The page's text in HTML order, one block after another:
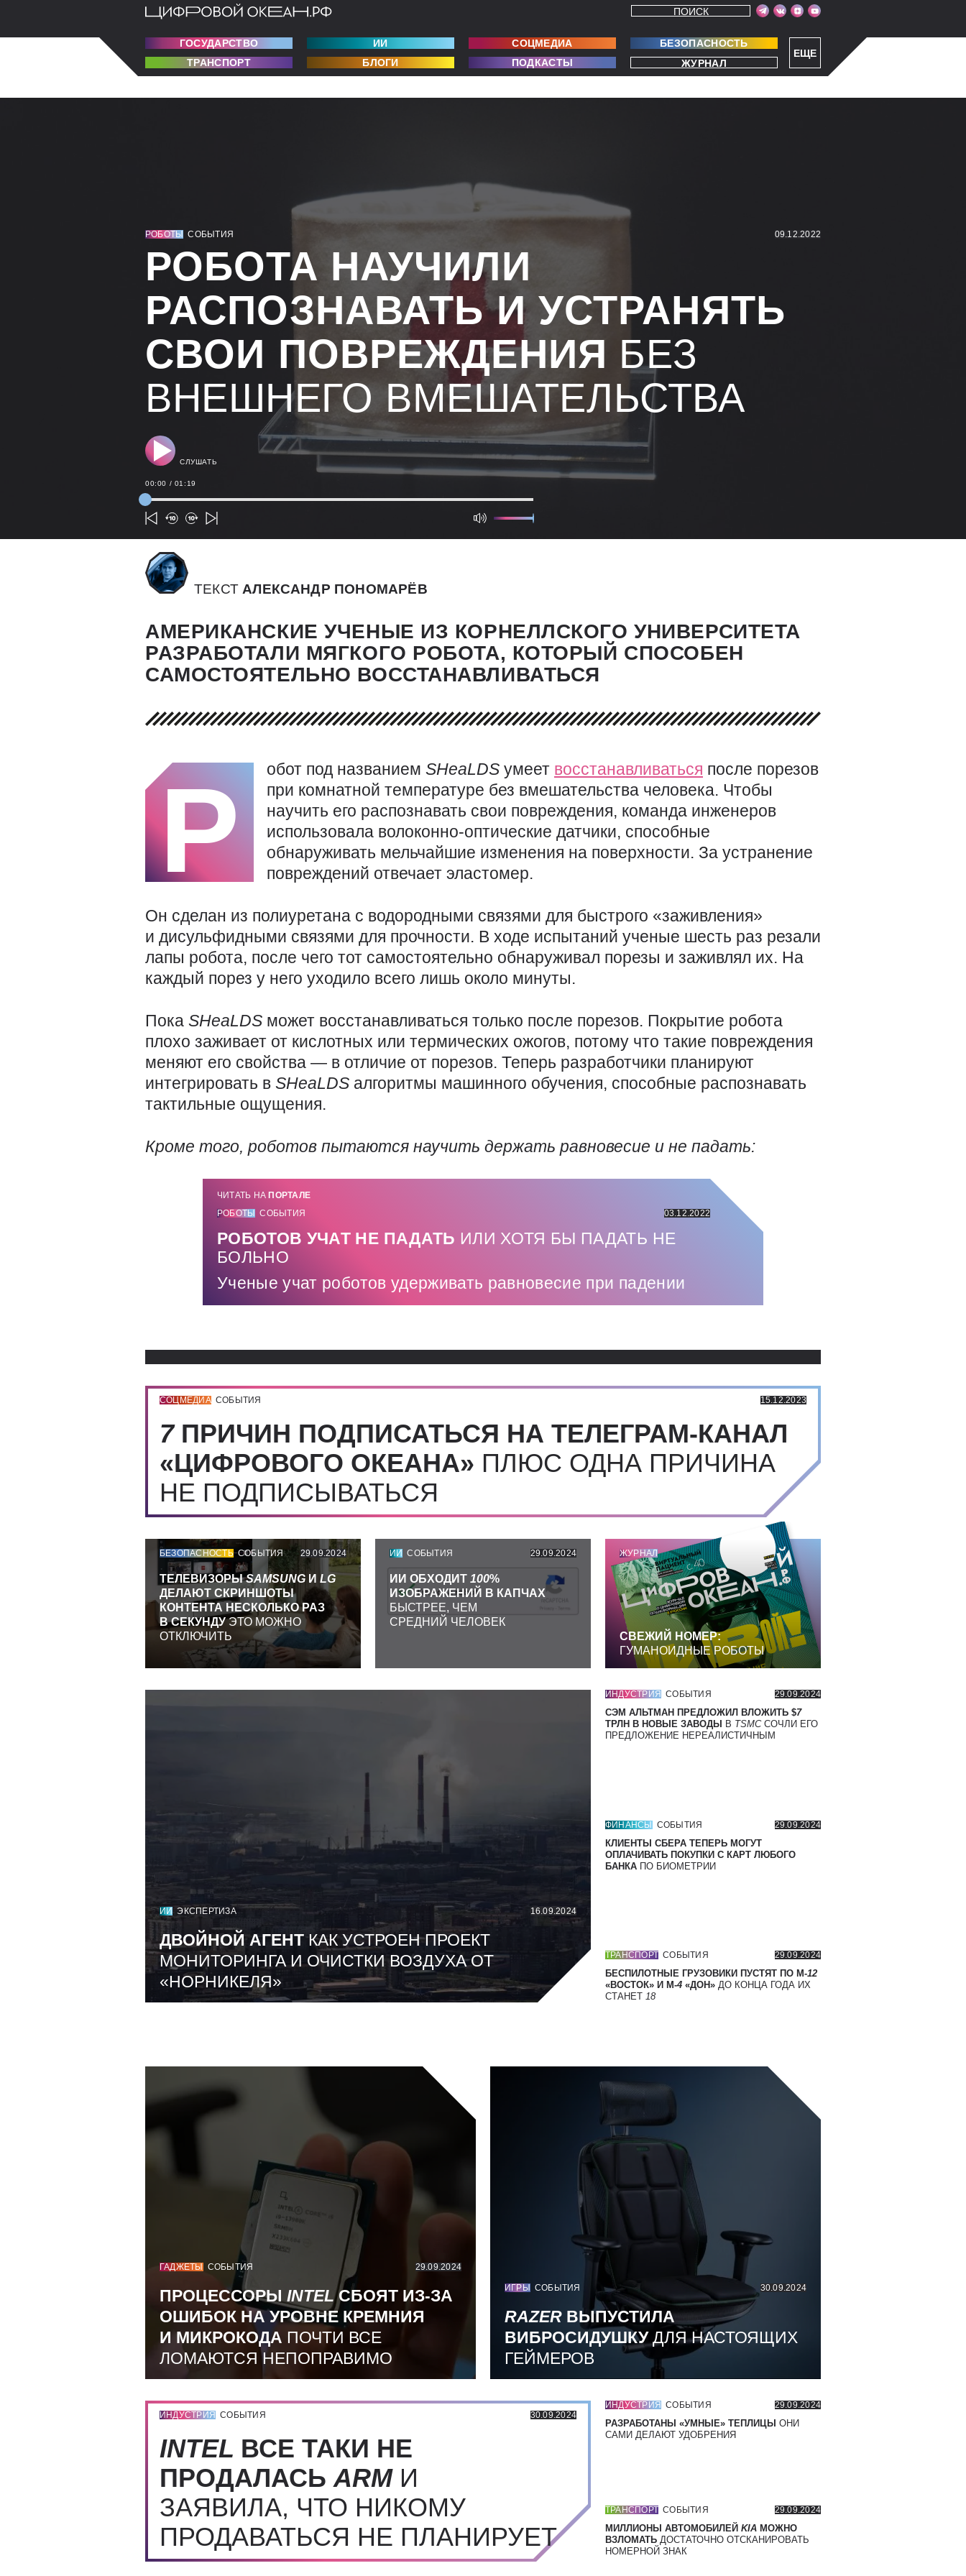
ЕЩЕ
ПОИСК
ГОСУДАРСТВО ИИ СОЦМЕДИА
БЕЗОПАСНОСТЬ
ТРАНСПОРТ
БЛОГИ ПОДКАСТЫ ЖУРНАЛ
РОБОТЫ СОБЫТИЯ 09.12.2022
РОБОТА НАУЧИЛИ
РАСПОЗНАВАТЬ И УСТРАНЯТЬ
СВОИ ПОВРЕЖДЕНИЯ БЕЗ
ВНЕШНЕГО ВМЕШАТЕЛЬСТВА
СЛУШАТЬ
00:00 / 01:19
ТЕКСТ АЛЕКСАНДР ПОНОМАРЁВ
АМЕРИКАНСКИЕ УЧЕНЫЕ ИЗ КОРНЕЛЛСКОГО УНИВЕРСИТЕТА
РАЗРАБОТАЛИ МЯГКОГО РОБОТА, КОТОРЫЙ СПОСОБЕН
САМОСТОЯТЕЛЬНО ВОССТАНАВЛИВАТЬСЯ
Р обот под названием SHeaLDS умеет восстанавливаться после порезов
при комнатной температуре без вмешательства человека. Чтобы
научить его распознавать свои повреждения, команда инженеров
использовала волоконно-оптические датчики, способные
обнаруживать мельчайшие изменения на поверхности. За устранение
повреждений отвечает эластомер.
Он сделан из полиуретана с водородными связями для быстрого «заживления»
и дисульфидными связями для прочности. В ходе испытаний ученые шесть раз резали
лапы робота, после чего тот самостоятельно обнаруживал порезы и заживлял их. На
каждый порез у него уходило всего лишь около минуты.
Пока SHeaLDS может восстанавливаться только после порезов. Покрытие робота
плохо заживает от кислотных или термических ожогов, потому что такие повреждения
меняют его свойства — в отличие от порезов. Теперь разработчики планируют
интегрировать в SHeaLDS алгоритмы машинного обучения, способные распознавать
тактильные ощущения.
Кроме того, роботов пытаются научить держать равновесие и не падать:
ЧИТАТЬ НА ПОРТАЛЕ
РОБОТЫ
СОБЫТИЯ 03.12.2022
РОБОТОВ УЧАТ НЕ ПАДАТЬ ИЛИ ХОТЯ БЫ ПАДАТЬ НЕ
БОЛЬНО
Ученые учат роботов удерживать равновесие при падении
СОЦМЕДИА СОБЫТИЯ 15.12.2023
7 ПРИЧИН ПОДПИСАТЬСЯ НА ТЕЛЕГРАМ-КАНАЛ
«ЦИФРОВОГО ОКЕАНА» ПЛЮС ОДНА ПРИЧИНА
НЕ ПОДПИСЫВАТЬСЯ
БЕЗОПАСНОСТЬ СОБЫТИЯ 29.09.2024
ТЕЛЕВИЗОРЫSAMSUNG И LG
ДЕЛАЮТ СКРИНШОТЫ
КОНТЕНТА НЕСКОЛЬКО РАЗ
В СЕКУНДУЭТО МОЖНО
ОТКЛЮЧИТЬ
ИИ СОБЫТИЯ 29.09.2024
ИИ ОБХОДИТ 100%
ИЗОБРАЖЕНИЙ В КАПЧАХ
БЫСТРЕЕ, ЧЕМ
СРЕДНИЙ ЧЕЛОВЕК
ЖУРНАЛ
СВЕЖИЙ НОМЕР:
ГУМАНОИДНЫЕ РОБОТЫ
ИИ ЭКСПЕРТИЗА 16.09.2024
ДВОЙНОЙ АГЕНТКАК УСТРОЕН ПРОЕКТ
МОНИТОРИНГА И ОЧИСТКИ ВОЗДУХА ОТ
«НОРНИКЕЛЯ»
ИНДУСТРИЯ СОБЫТИЯ 29.09.2024
СЭМ АЛЬТМАН ПРЕДЛОЖИЛ ВЛОЖИТЬ $7
ТРЛН В НОВЫЕ ЗАВОДЫ
В TSMC СОЧЛИ ЕГО
ПРЕДЛОЖЕНИЕ НЕРЕАЛИСТИЧНЫМ
ФИНАНСЫ СОБЫТИЯ 29.09.2024
КЛИЕНТЫ СБЕРА ТЕПЕРЬ МОГУТ
ОПЛАЧИВАТЬ ПОКУПКИ С КАРТ ЛЮБОГО
БАНКА ПО БИОМЕТРИИ
ТРАНСПОРТ СОБЫТИЯ 29.09.2024
БЕСПИЛОТНЫЕ ГРУЗОВИКИ ПУСТЯТ ПО М-12
«ВОСТОК» И М-4 «ДОН» ДО КОНЦА ГОДА ИХ
СТАНЕТ 18
ГАДЖЕТЫ СОБЫТИЯ 29.09.2024
ПРОЦЕССОРЫ INTELСБОЯТ ИЗ-ЗА
ОШИБОК НА УРОВНЕ КРЕМНИЯ
И МИКРОКОДА ПОЧТИ ВСЕ
ЛОМАЮТСЯ НЕПОПРАВИМО
ИГРЫ СОБЫТИЯ 30.09.2024
RAZER ВЫПУСТИЛА
ВИБРОСИДУШКУДЛЯ НАСТОЯЩИХ
ГЕЙМЕРОВ
ИНДУСТРИЯ СОБЫТИЯ 30.09.2024
INTEL ВСЕ ТАКИ НЕ
ПРОДАЛАСЬ ARMИ
ЗАЯВИЛА, ЧТО НИКОМУ
ПРОДАВАТЬСЯ НЕ ПЛАНИРУЕТ
ИНДУСТРИЯ СОБЫТИЯ 29.09.2024
РАЗРАБОТАНЫ «УМНЫЕ» ТЕПЛИЦЫ ОНИ
САМИ ДЕЛАЮТ УДОБРЕНИЯ
ТРАНСПОРТ СОБЫТИЯ 29.09.2024
МИЛЛИОНЫ АВТОМОБИЛЕЙ KIA МОЖНО
ВЗЛОМАТЬ ДОСТАТОЧНО ОТСКАНИРОВАТЬ
НОМЕРНОЙ ЗНАК